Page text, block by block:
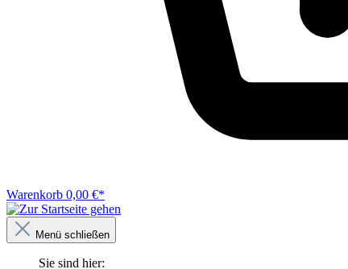
Warenkorb 0,00 €*
Menü schließen
Sie sind hier: